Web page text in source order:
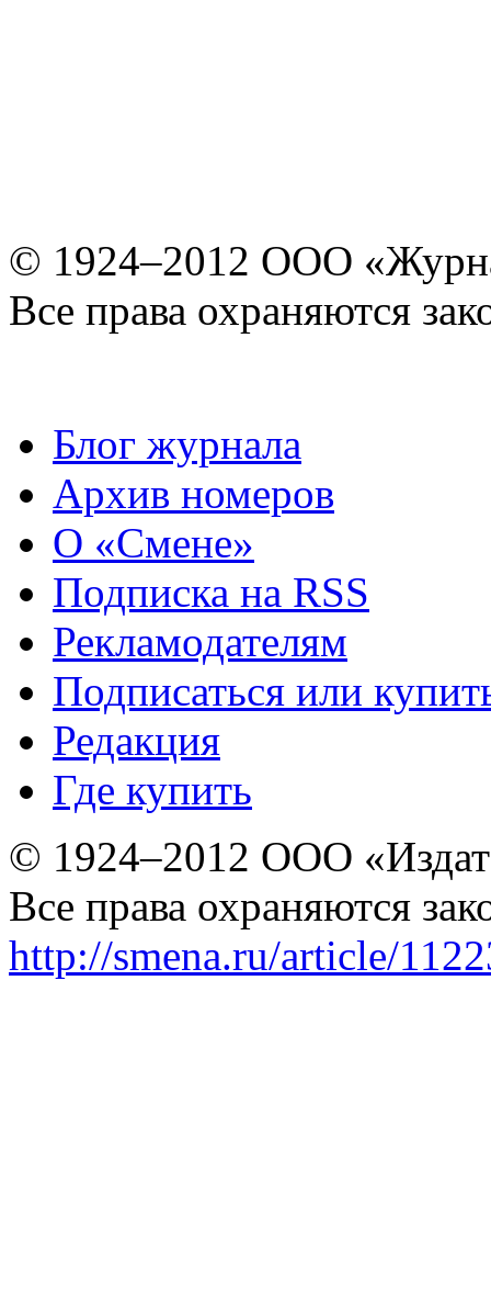
© 1924–2012 ООО
Все права охраняются
Блог журнала
Архив номеров
О «Смене»
Подписка на RSS
Рекламодателям
Подписаться или
Редакция
Где купить
© 1924–2012 ООО
Все права охраняются
http://smena.ru/article/